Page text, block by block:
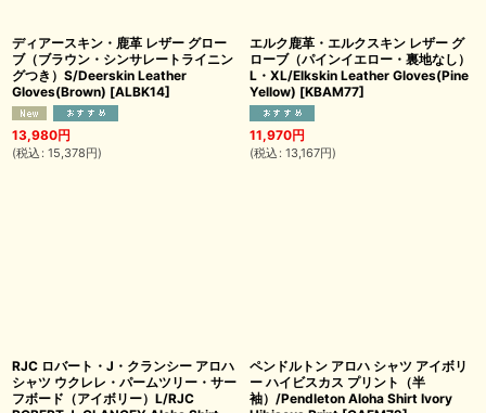
ディアースキン・鹿革 レザー グロー
ブ（ブラウン・シンサレートライニン
グつき）S/Deerskin Leather
Gloves(Brown) [ALBK14]
13,980円
(税込 : 15,378円)
エルク鹿革・エルクスキン レザー グ
ローブ（パインイエロー・裏地なし）
L・XL/Elkskin Leather Gloves(Pine
Yellow) [KBAM77]
11,970円
(税込 : 13,167円)
RJC ロバート・J・クランシー アロハ
シャツ ウクレレ・パームツリー・サー
フボード（アイボリー）L/RJC
ペンドルトン アロハ シャツ アイボリ
ー ハイビスカス プリント（半
袖）/Pendleton Aloha Shirt Ivory